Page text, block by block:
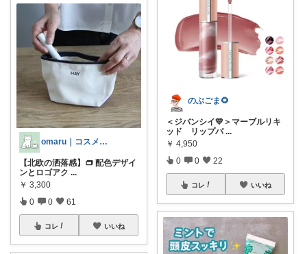
omaru｜コスメと大人女子の暮らし
【北欧の洒落感】👝 配色デザイ
ンとロゴアク ...
￥ 3,300
0 0 61
コレ いいね
のぶごま🌻
＜ジバンシイ💛＞マーブルリキ
ッド リップバ ...
￥ 4,950
0 0 22
コレ いいね